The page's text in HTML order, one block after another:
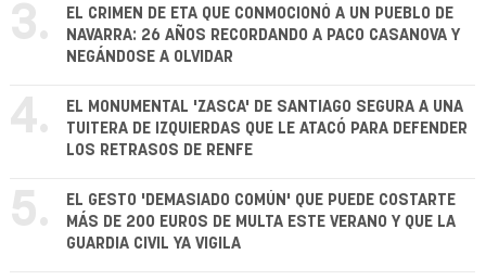
3.
EL CRIMEN DE ETA QUE CONMOCIONÓ A UN PUEBLO DE
NAVARRA: 26 AÑOS RECORDANDO A PACO CASANOVA Y
NEGÁNDOSE A OLVIDAR
4.
EL MONUMENTAL 'ZASCA' DE SANTIAGO SEGURA A UNA
TUITERA DE IZQUIERDAS QUE LE ATACÓ PARA DEFENDER
LOS RETRASOS DE RENFE
5.
EL GESTO 'DEMASIADO COMÚN' QUE PUEDE COSTARTE
MÁS DE 200 EUROS DE MULTA ESTE VERANO Y QUE LA
GUARDIA CIVIL YA VIGILA